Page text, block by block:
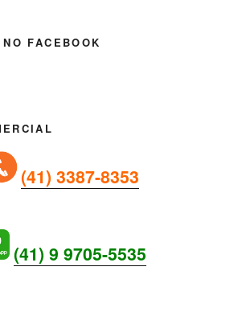
FACEBOOK
(41) 3387-8353
(41) 9 9705-5535